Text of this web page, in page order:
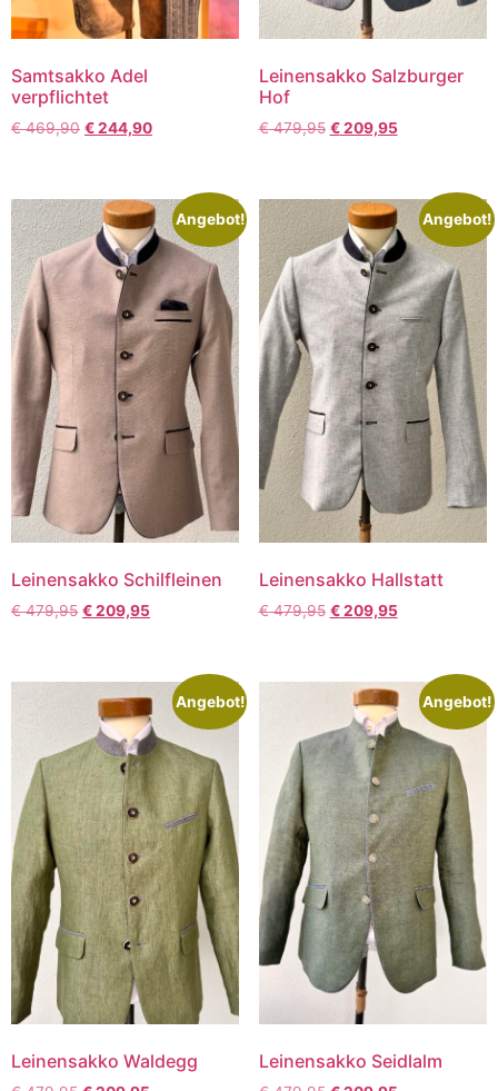
Samtsakko Adel
verpflichtet
€469,90 €244,90
Leinensakko Salzburger
Hof
€479,95 €209,95
Angebot!
Leinensakko Schilfleinen
€479,95 €209,95
Angebot!
Leinensakko Hallstatt
€479,95 €209,95
Angebot!
Leinensakko Waldegg
Angebot!
Leinensakko Seidlalm